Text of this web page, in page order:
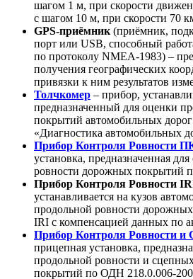
шагом 1 м, при скорости
с шагом 10 м, при скорости 70
GPS-приёмник (приёмник,
порт или USB, способный
по протоколу NMEA-1983) –
получения географических
привязки к ним результатов
Толчкомер – прибор,
предназначенный для оценки
покрытий автомобильных
«Диагностика автомобильных
Прибор Контроля Ровности
установка, предназначенная
ровности дорожных покрытий
Прибор Контроля Ровности
устанавливается на кузов
продольной ровности
IRI с компенсацией данных по
Прибор Контроля Ровности
прицепная установка,
продольной ровности и
покрытий по ОДН 218.0.006-